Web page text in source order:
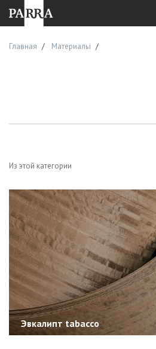
Главная Материалы
Из этой категории
Эвкалипт tabacco